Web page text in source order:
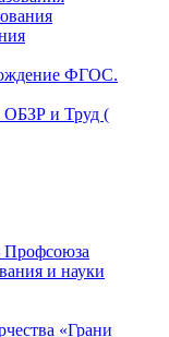
ФГОС.
ОБЗР и Труд (
и науки
«Грани